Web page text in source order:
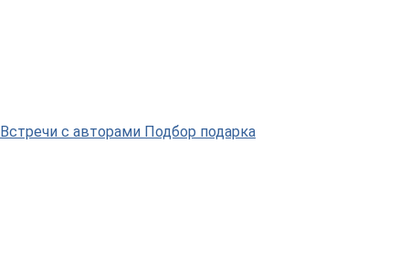
Встречи с авторами Подбор подарка